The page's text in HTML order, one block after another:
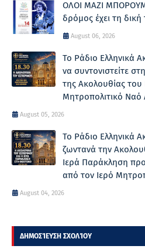
ΟΛΟΙ ΜΑΖΙ
δρόμος έχει τη δική
August 06, 2026
Το Ράδιο Ελληνικά
να συντονιστείτε
της Ακολουθίας του
Μητροπολιτικό
August 05, 2026
Το Ράδιο Ελληνικά
ζωντανά την
Ιερά Παράκληση
από τον Ιερό
August 04, 2026
ΔΗΜΟΣΊΕΥΣΗ ΣΧΟΛΊΟΥ